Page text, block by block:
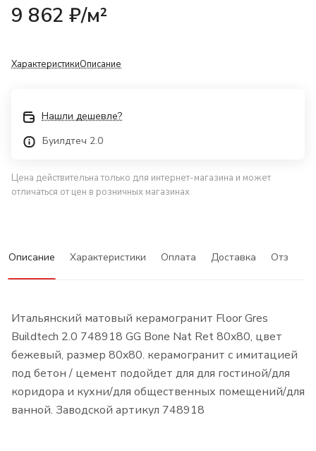
9 862 ₽/м²
ХарактеристикиОписание
Нашли дешевле?
Буилдтеч 2.0
Цена действительна только для интернет-магазина и может
отличаться от цен в розничных магазинах
Описание Характеристики Оплата Доставка Отзывы
Итальянский матовый керамогранит Floor Gres
Buildtech 2.0 748918 GG Bone Nat Ret 80x80, цвет
бежевый, размер 80x80. керамогранит с имитацией
под бетон / цемент подойдет для для гостиной/для
коридора и кухни/для общественных помещений/для
ванной. Заводской артикул 748918